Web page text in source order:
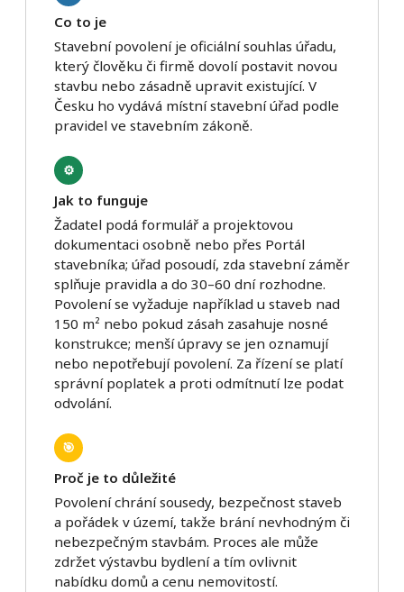
Co to je
Stavební povolení je oficiální souhlas úřadu,
který člověku či firmě dovolí postavit novou
stavbu nebo zásadně upravit existující. V
Česku ho vydává místní stavební úřad podle
pravidel ve stavebním zákoně.
⚙️
Jak to funguje
Žadatel podá formulář a projektovou
dokumentaci osobně nebo přes Portál
stavebníka; úřad posoudí, zda stavební záměr
splňuje pravidla a do 30–60 dní rozhodne.
Povolení se vyžaduje například u staveb nad
150 m² nebo pokud zásah zasahuje nosné
konstrukce; menší úpravy se jen oznamují
nebo nepotřebují povolení. Za řízení se platí
správní poplatek a proti odmítnutí lze podat
odvolání.
🎯
Proč je to důležité
Povolení chrání sousedy, bezpečnost staveb
a pořádek v území, takže brání nevhodným či
nebezpečným stavbám. Proces ale může
zdržet výstavbu bydlení a tím ovlivnit
nabídku domů a cenu nemovitostí.